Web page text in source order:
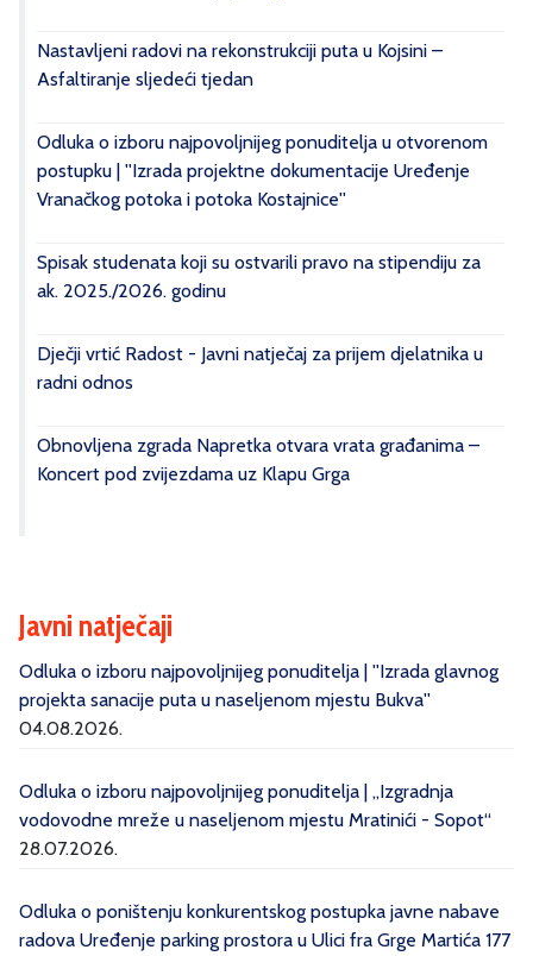
Nastavljeni radovi na rekonstrukciji puta u Kojsini –
Asfaltiranje sljedeći tjedan
Odluka o izboru najpovoljnijeg ponuditelja u otvorenom
postupku | ''Izrada projektne dokumentacije Uređenje
Vranačkog potoka i potoka Kostajnice''
Spisak studenata koji su ostvarili pravo na stipendiju za
ak. 2025./2026. godinu
Dječji vrtić Radost - Javni natječaj za prijem djelatnika u
radni odnos
Obnovljena zgrada Napretka otvara vrata građanima –
Koncert pod zvijezdama uz Klapu Grga
Javni natječaji
Odluka o izboru najpovoljnijeg ponuditelja | ''Izrada glavnog
projekta sanacije puta u naseljenom mjestu Bukva''
04.08.2026.
Odluka o izboru najpovoljnijeg ponuditelja | „Izgradnja
vodovodne mreže u naseljenom mjestu Mratinići - Sopot“
28.07.2026.
Odluka o poništenju konkurentskog postupka javne nabave
radova Uređenje parking prostora u Ulici fra Grge Martića 177